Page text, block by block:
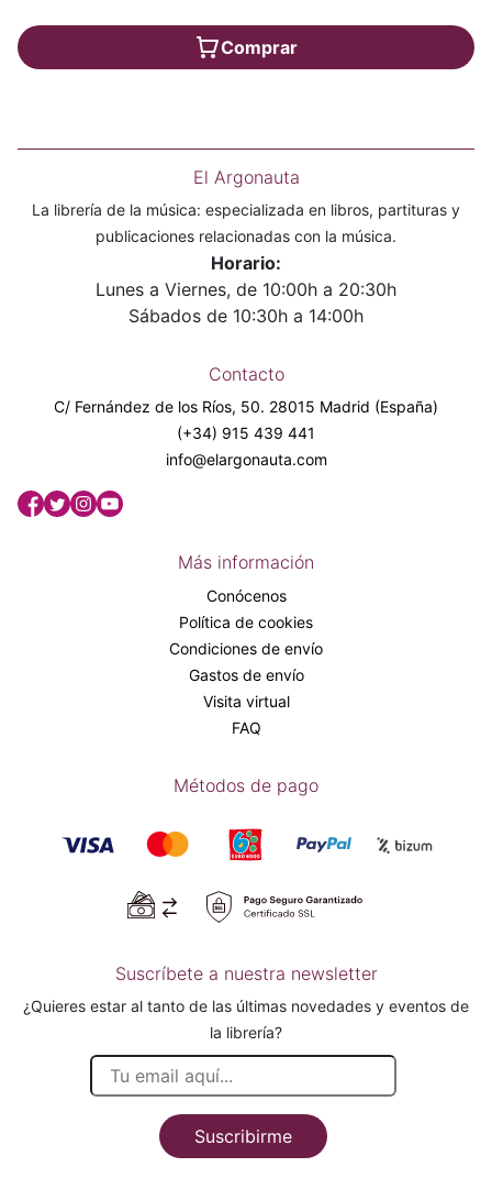
Comprar
El Argonauta
La librería de la música: especializada en libros, partituras y
publicaciones relacionadas con la música.
Horario:
Lunes a Viernes, de 10:00h a 20:30h
Sábados de 10:30h a 14:00h
Contacto
C/ Fernández de los Ríos, 50. 28015 Madrid (España)
(+34) 915 439 441
info@elargonauta.com
Más información
Conócenos
Política de cookies
Condiciones de envío
Gastos de envío
Visita virtual
FAQ
Métodos de pago
Suscríbete a nuestra newsletter
¿Quieres estar al tanto de las últimas novedades y eventos de
la librería?
Suscribirme